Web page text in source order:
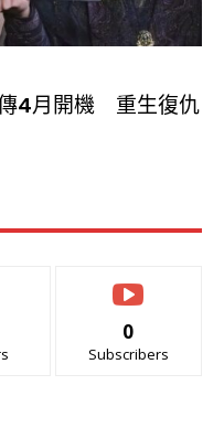
4月開機 重生復仇
0
Subscribers